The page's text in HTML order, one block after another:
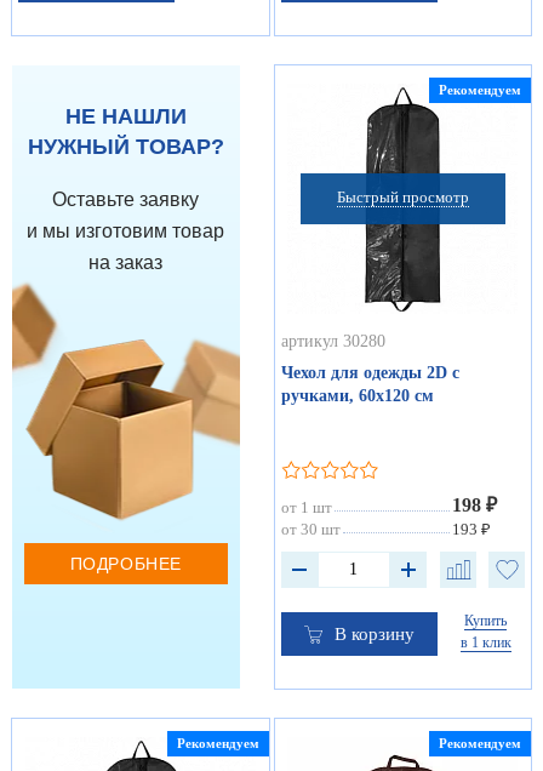
НЕ НАШЛИ
НУЖНЫЙ ТОВАР?
Оставьте заявку
и мы изготовим товар
на заказ
ПОДРОБНЕЕ
Быстрый просмотр
Рекомендуем
артикул 30280
Чехол для одежды 2D с
ручками, 60х120 см
от 1 шт 198 ₽
от 30 шт 193 ₽
В корзину
Купить
в 1 клик
Рекомендуем Рекомендуем